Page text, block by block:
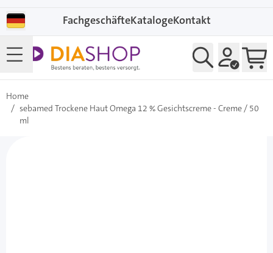
FachgeschäfteKatalogeKontakt
Home
/ sebamed Trockene Haut Omega 12 % Gesichtscreme - Creme / 50
ml